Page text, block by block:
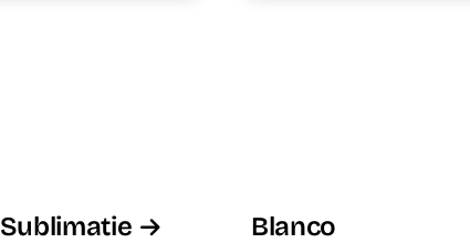
Sublimatie
Blanco